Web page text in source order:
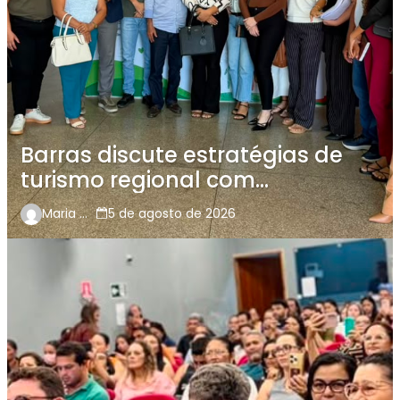
Barras discute estratégias de
turismo regional com
municípios que compõem o
Polo das Águas
Maria Carcará 5 de agosto de 2026